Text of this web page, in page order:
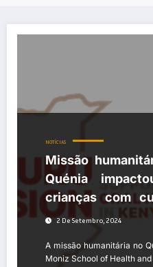
NOTÍCIAS
Missão
Quénia
crianças com
oral2 De Setembro, 2024
A missão humanitária no
Moniz School of Health